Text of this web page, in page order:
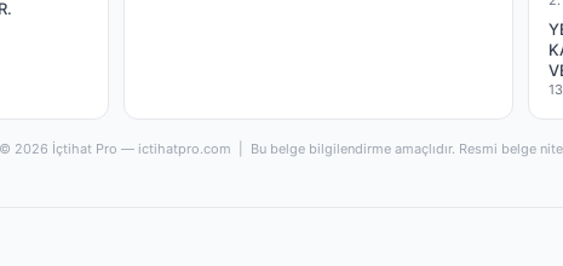
© 2026 İçtihat Pro — ictihatpro.com | Bu belge bilgilendirme amaçlıdır. Resmi belge